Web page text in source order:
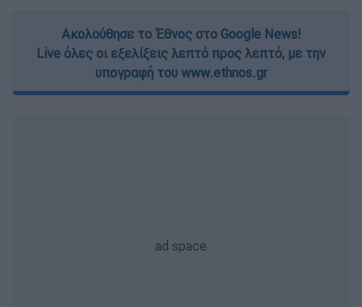
Ακολούθησε το Έθνος στο Google News!
Live όλες οι εξελίξεις λεπτό προς λεπτό, με την
υπογραφή του www.ethnos.gr